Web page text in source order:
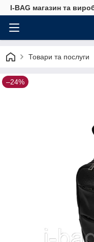
I-BAG магазин та
Товари та послуги
–24%